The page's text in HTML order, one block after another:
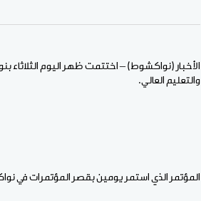
والتعليم العالي.
المؤتمر الذي استمر يومين بقصر المؤتمرات في